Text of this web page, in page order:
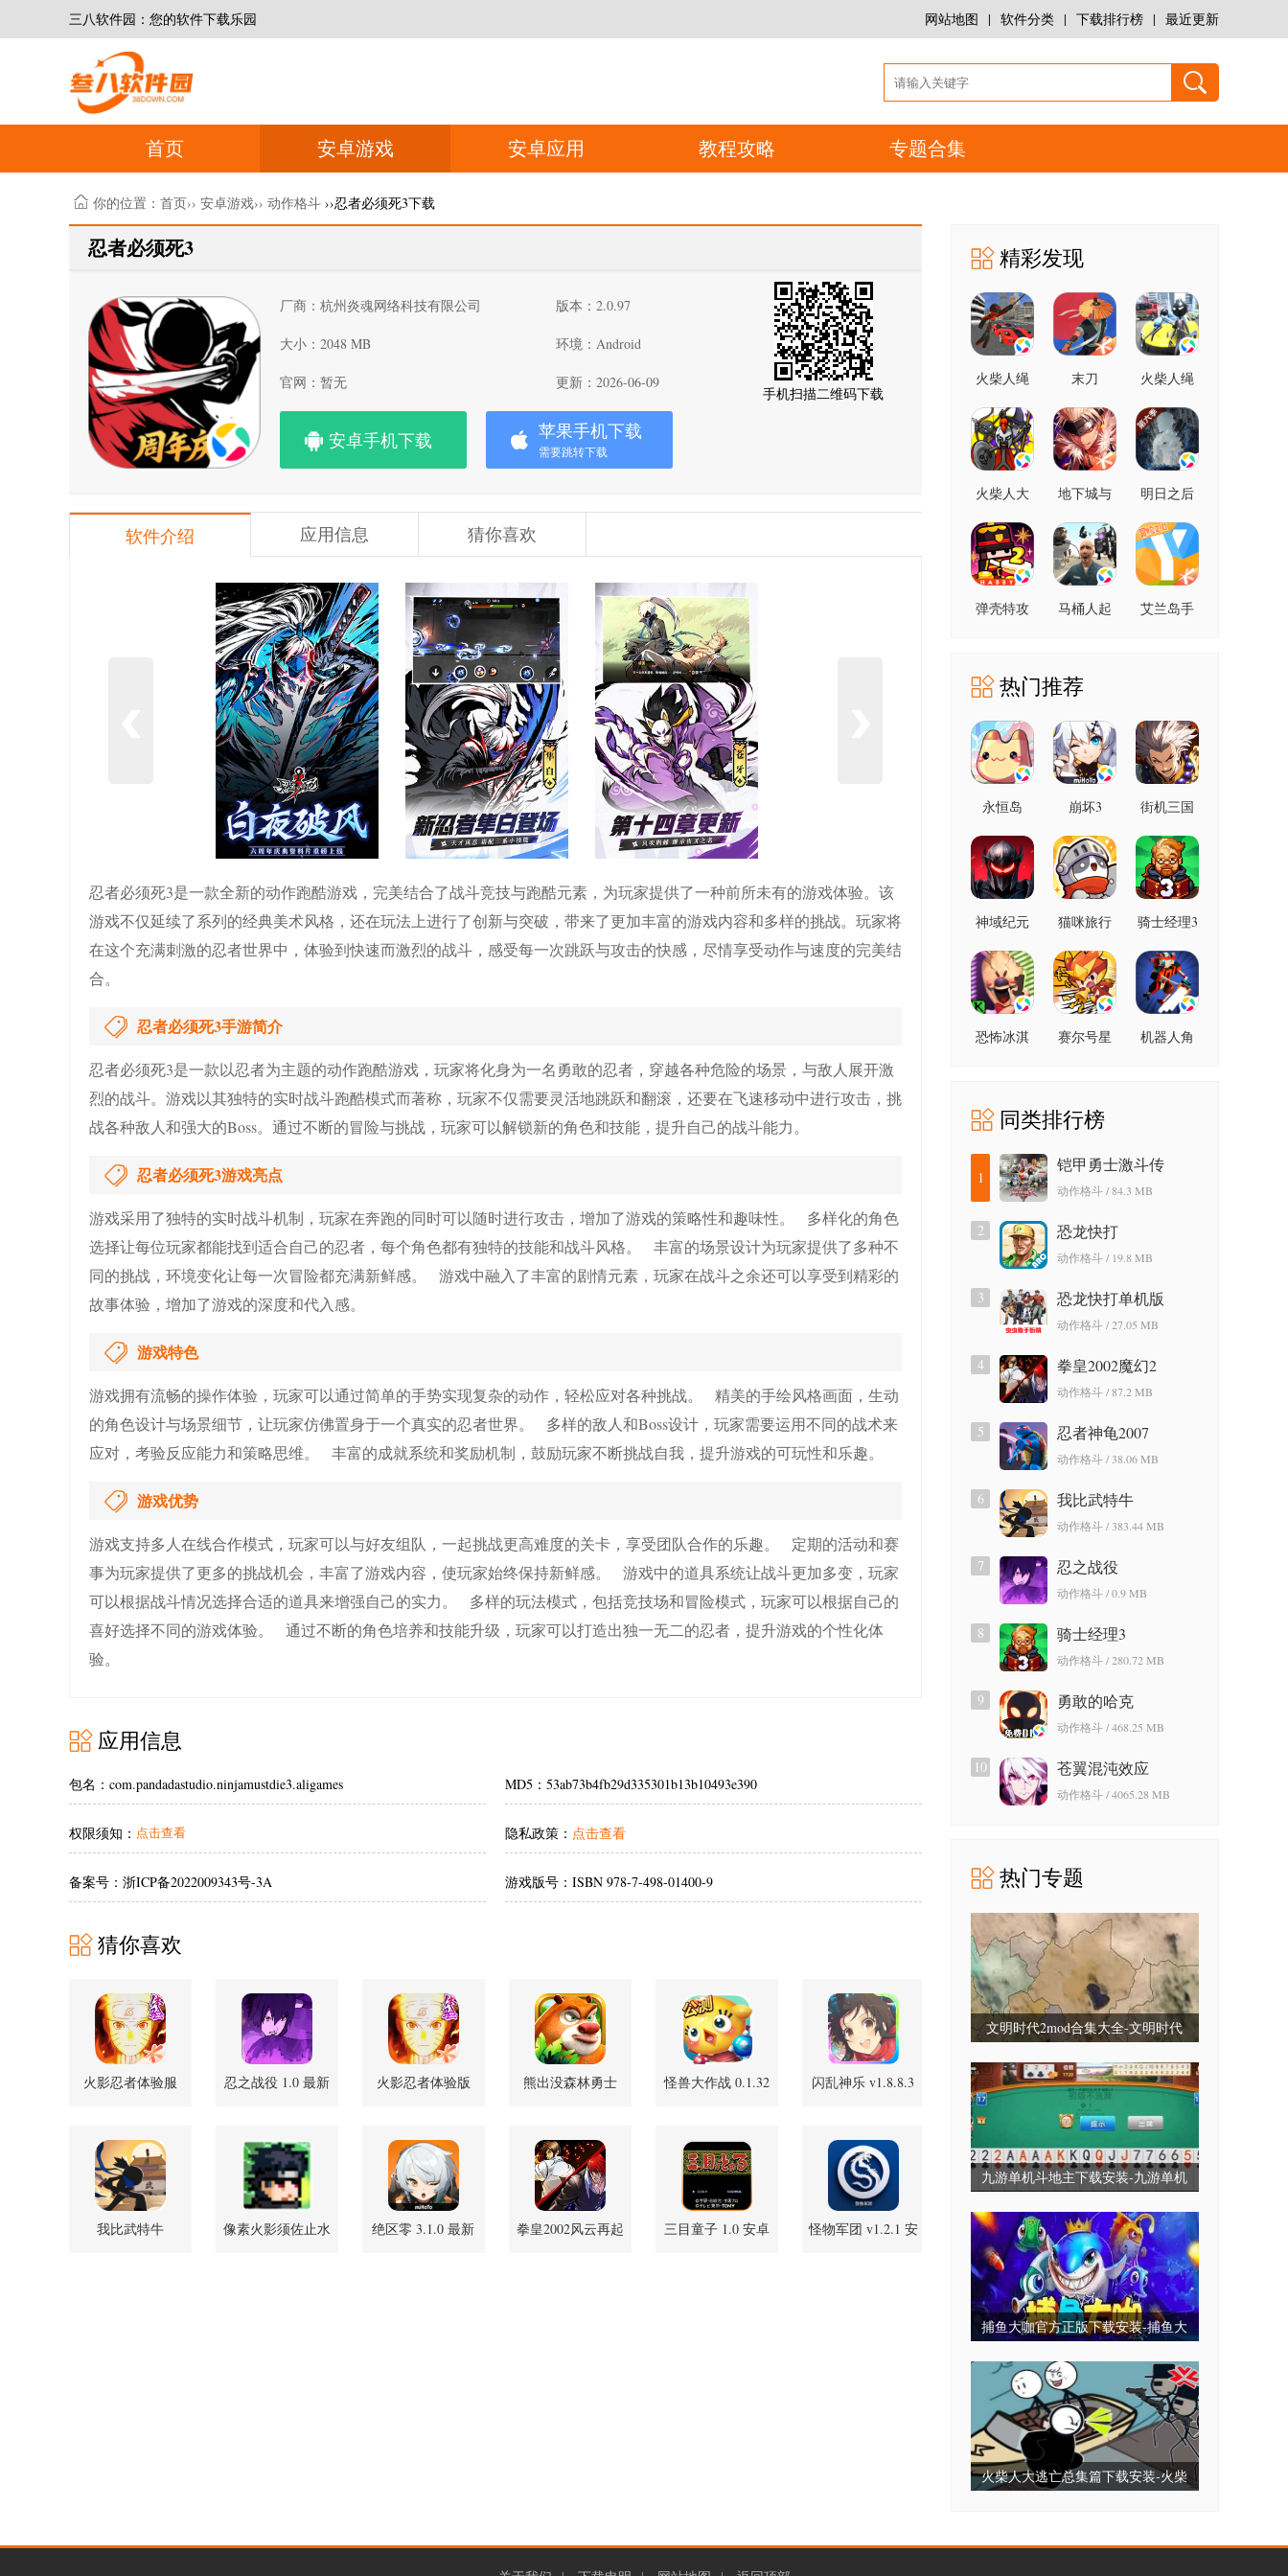
三八软件园：您的软件下载乐园 最近更新
下载排行榜 |
软件分类 |
网站地图 |
首页 安卓游戏 安卓应用 教程攻略 专题合集
你的位置： 首页›› 安卓游戏›› 动作格斗 ››忍者必须死3下载
忍者必须死3
安卓手机下载 苹果手机下载
需要跳转下载
厂商：杭州炎魂网络科技有限公司 版本：2.0.97
大小：2048 MB 环境：Android
官网：暂无 更新：2026-06-09
手机扫描二维码下载
软件介绍 应用信息 猜你喜欢
忍者必须死3是一款全新的动作跑酷游戏，完美结合了战斗竞技与跑酷元素，为玩家提供了一种前所未有的游戏体验。该
游戏不仅延续了系列的经典美术风格，还在玩法上进行了创新与突破，带来了更加丰富的游戏内容和多样的挑战。玩家将
在这个充满刺激的忍者世界中，体验到快速而激烈的战斗，感受每一次跳跃与攻击的快感，尽情享受动作与速度的完美结
合。
忍者必须死3手游简介
忍者必须死3是一款以忍者为主题的动作跑酷游戏，玩家将化身为一名勇敢的忍者，穿越各种危险的场景，与敌人展开激
烈的战斗。游戏以其独特的实时战斗跑酷模式而著称，玩家不仅需要灵活地跳跃和翻滚，还要在飞速移动中进行攻击，挑
战各种敌人和强大的Boss。通过不断的冒险与挑战，玩家可以解锁新的角色和技能，提升自己的战斗能力。
忍者必须死3游戏亮点
游戏采用了独特的实时战斗机制，玩家在奔跑的同时可以随时进行攻击，增加了游戏的策略性和趣味性。 多样化的角色
选择让每位玩家都能找到适合自己的忍者，每个角色都有独特的技能和战斗风格。 丰富的场景设计为玩家提供了多种不
同的挑战，环境变化让每一次冒险都充满新鲜感。 游戏中融入了丰富的剧情元素，玩家在战斗之余还可以享受到精彩的
故事体验，增加了游戏的深度和代入感。
游戏特色
游戏拥有流畅的操作体验，玩家可以通过简单的手势实现复杂的动作，轻松应对各种挑战。 精美的手绘风格画面，生动
的角色设计与场景细节，让玩家仿佛置身于一个真实的忍者世界。 多样的敌人和Boss设计，玩家需要运用不同的战术来
应对，考验反应能力和策略思维。 丰富的成就系统和奖励机制，鼓励玩家不断挑战自我，提升游戏的可玩性和乐趣。
游戏优势
游戏支持多人在线合作模式，玩家可以与好友组队，一起挑战更高难度的关卡，享受团队合作的乐趣。 定期的活动和赛
事为玩家提供了更多的挑战机会，丰富了游戏内容，使玩家始终保持新鲜感。 游戏中的道具系统让战斗更加多变，玩家
可以根据战斗情况选择合适的道具来增强自己的实力。 多样的玩法模式，包括竞技场和冒险模式，玩家可以根据自己的
喜好选择不同的游戏体验。 通过不断的角色培养和技能升级，玩家可以打造出独一无二的忍者，提升游戏的个性化体
验。
应用信息
包名：com.pandadastudio.ninjamustdie3.aligames MD5：53ab73b4fb29d335301b13b10493e390
权限须知： 点击查看 隐私政策： 点击查看
备案号：浙ICP备2022009343号-3A 游戏版号：ISBN 978-7-498-01400-9
猜你喜欢
火影忍者体验服
忍之战役 1.0 最新
火影忍者体验版
熊出没森林勇士
怪兽大作战 0.1.32
闪乱神乐 v1.8.8.3
我比武特牛
像素火影须佐止水
绝区零 3.1.0 最新
拳皇2002风云再起
三目童子 1.0 安卓
怪物军团 v1.2.1 安
精彩发现
火柴人绳
末刀
火柴人绳
火柴人大
地下城与
明日之后
弹壳特攻
马桶人起
艾兰岛手
热门推荐
永恒岛 崩坏3 街机三国
神域纪元
猫咪旅行
骑士经理3
恐怖冰淇
赛尔号星
机器人角
同类排行榜
1
铠甲勇士激斗传
动作格斗 / 84.3 MB
2 恐龙快打
动作格斗 / 19.8 MB
3 恐龙快打单机版
动作格斗 / 27.05 MB
4 拳皇2002魔幻2
动作格斗 / 87.2 MB
5 忍者神龟2007
动作格斗 / 38.06 MB
6 我比武特牛
动作格斗 / 383.44 MB
7 忍之战役
动作格斗 / 0.9 MB
8 骑士经理3
动作格斗 / 280.72 MB
9 勇敢的哈克
动作格斗 / 468.25 MB
10 苍翼混沌效应
动作格斗 / 4065.28 MB
热门专题
文明时代2mod合集大全-文明时代
整合包
九游单机斗地主下载安装-九游单机
无毒免费无需网
捕鱼大咖官方正版下载安装-捕鱼大
本
火柴人大逃亡总集篇下载安装-火柴